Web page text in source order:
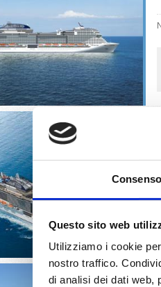
Consenso
Questo sito web
Utilizziamo i cookie
nostro traffico.
di analisi dei dati web,